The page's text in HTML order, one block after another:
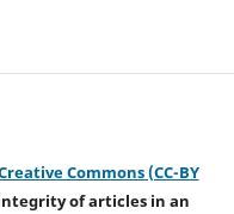
Commons (CC-BY
of articles in an